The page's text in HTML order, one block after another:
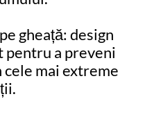
gheață: design
pentru a preveni
mai extreme